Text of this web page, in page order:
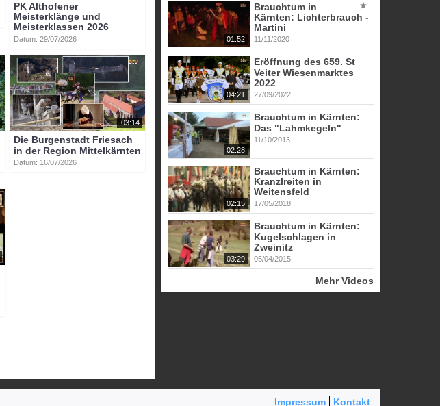
PK Althofener
Meisterklänge und
Meisterklassen 2026
Datum: 29/07/2026
03:14
Die Burgenstadt Friesach
in der Region Mittelkärnten
Datum: 16/07/2026
01:52
Brauchtum in
Kärnten: Lichterbrauch -
Martini
11/11/2020
04:21
Eröffnung des 659. St
Veiter Wiesenmarktes
2022
27/09/2022
02:28
Brauchtum in Kärnten:
Das "Lahmkegeln"
11/10/2013
02:15
Brauchtum in Kärnten:
Kranzlreiten in
Weitensfeld
17/05/2018
03:29
Brauchtum in Kärnten:
Kugelschlagen in
Zweinitz
05/04/2015
Mehr Videos
Impressum Kontakt